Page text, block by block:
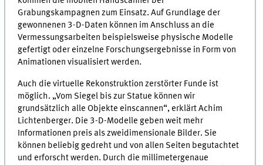
Grabungskampagnen zum Einsatz. Auf Grundlage der
gewonnenen 3-D-Daten können im Anschluss an die
Vermessungsarbeiten beispielsweise physische Modelle
gefertigt oder einzelne Forschungsergebnisse in Form von
Animationen visualisiert werden.
Auch die virtuelle Rekonstruktion zerstörter Funde ist
möglich. „Vom Siegel bis zur Statue können wir
grundsätzlich alle Objekte einscannen“, erklärt Achim
Lichtenberger. Die 3-D-Modelle geben weit mehr
Informationen preis als zweidimensionale Bilder. Sie
können beliebig gedreht und von allen Seiten begutachtet
und erforscht werden. Durch die millimetergenaue